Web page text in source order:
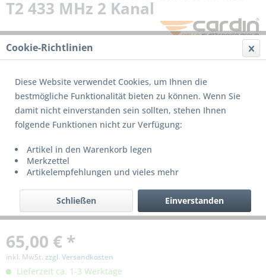
T2 433 MHz 2 Kanal
65,00 € *
inkl. MwSt. zzgl. Versandkosten
Lieferzeit ca. 1-3 Werktage
Cookie-Richtlinien
Diese Website verwendet Cookies, um Ihnen die
bestmögliche Funktionalität bieten zu können. Wenn Sie
damit nicht einverstanden sein sollten, stehen Ihnen
folgende Funktionen nicht zur Verfügung:
Artikel in den Warenkorb legen
Merkzettel
Artikelempfehlungen und vieles mehr
Einverstanden
Schließen